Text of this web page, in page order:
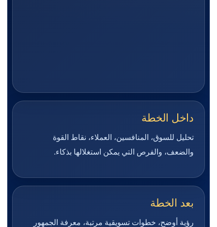
داخل الخطة
تحليل للسوق، المنافسين، العملاء، نقاط القوة
والضعف، والفرص التي يمكن استغلالها بذكاء.
بعد الخطة
رؤية أوضح، خطوات تسويقية مرتبة، معرفة الجمهور